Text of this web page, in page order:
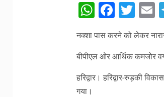
नक्शा पास करने को लेकर
बीपीएल ओर आर्थिक कमजोर
हरिद्वार। हरिद्वार-रुड़की
गया।